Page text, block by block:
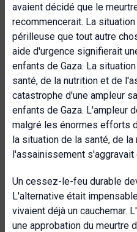
avaient décidé que le
recommencerait. La
périlleuse que tout autre
aide d'urgence signifierait
enfants de Gaza. La
santé, de la nutrition et de
catastrophe d'une ampleur
enfants de Gaza. L'ampleur
malgré les énormes efforts
la situation de la santé, de
l'assainissement s'aggravait
Un cessez-le-feu durable
L'alternative était
vivaient déjà un cauchemar.
une approbation du meurtre